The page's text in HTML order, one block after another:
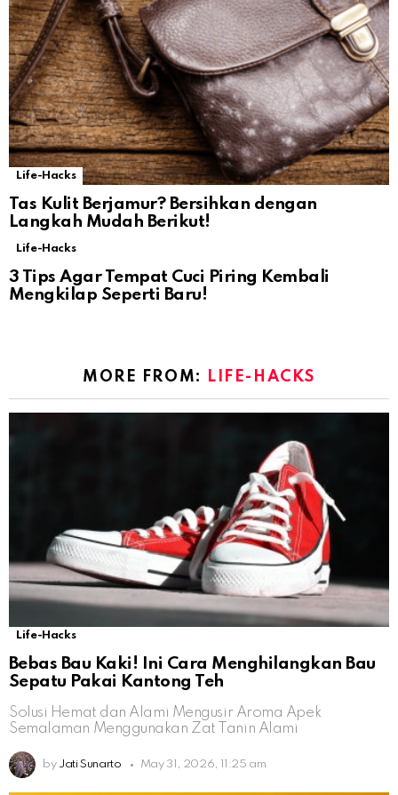
Life-Hacks
Tas Kulit Berjamur? Bersihkan dengan
Langkah Mudah Berikut!
Life-Hacks
3 Tips Agar Tempat Cuci Piring Kembali
Mengkilap Seperti Baru!
MORE FROM: LIFE-HACKS
Life-Hacks
Bebas Bau Kaki! Ini Cara Menghilangkan Bau
Sepatu Pakai Kantong Teh
Solusi Hemat dan Alami Mengusir Aroma Apek
Semalaman Menggunakan Zat Tanin Alami
by Jati Sunarto May 31, 2026, 11:25 am